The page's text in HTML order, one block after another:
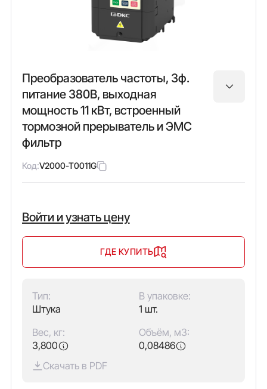
Преобразователь частоты, 3ф.
питание 380В, выходная
мощность 11 кВт, встроенный
тормозной прерыватель и ЭМС
фильтр
Код:V2000-T0011G
Войти и узнать цену
ГДЕ КУПИТЬ
Тип:
Штука
В упаковке:
1 шт.
Вес, кг:
3,800
Объём, м3:
0,08486
Скачать в PDF